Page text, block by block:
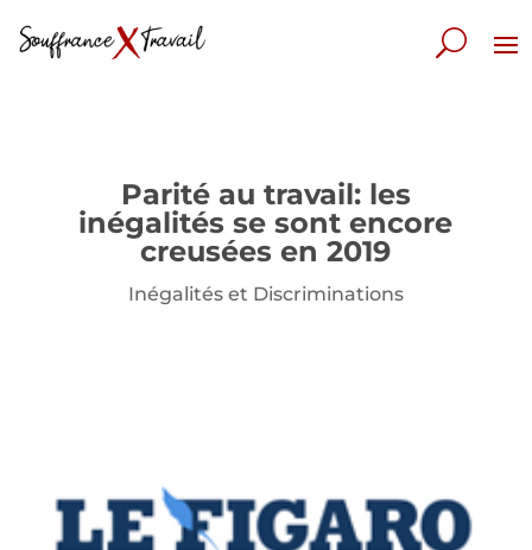
Parité au travail: les
inégalités se sont encore
creusées en 2019
Inégalités et Discriminations